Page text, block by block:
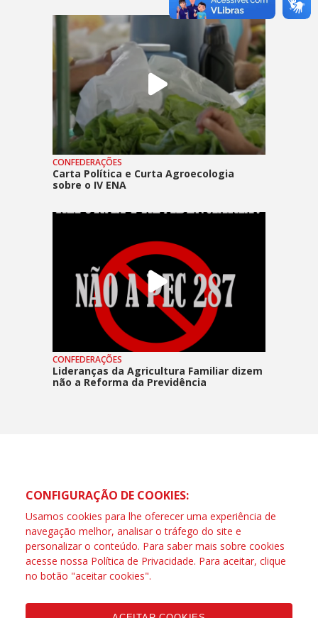
CONFEDERAÇÕES
Carta Política e Curta Agroecologia
sobre o IV ENA
CONFEDERAÇÕES
Lideranças da Agricultura Familiar dizem
não a Reforma da Previdência
CONFIGURAÇÃO DE COOKIES:
Usamos cookies para lhe oferecer uma experiência de
navegação melhor, analisar o tráfego do site e
personalizar o conteúdo. Para saber mais sobre cookies
acesse nossa Política de Privacidade. Para aceitar, clique
no botão "aceitar cookies".